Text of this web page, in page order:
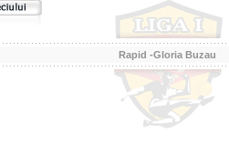
Rapid -Gloria Buzau